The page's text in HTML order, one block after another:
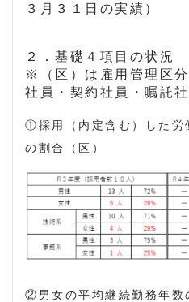
３月３１日の実績）
２．基礎４項目の状況
※（区）は雇用管理区
社員・契約社員・嘱託
①採用（内定含む）した労
の割合（区）
②男女の平均継続勤務年数